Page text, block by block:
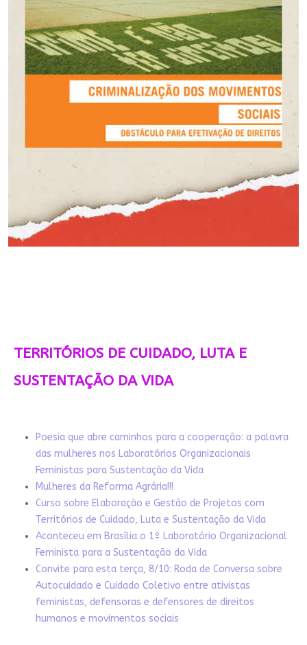
TERRITÓRIOS DE CUIDADO, LUTA E
SUSTENTAÇÃO DA VIDA
Poesia que abre caminhos para a cooperação: a palavra
das mulheres nos Laboratórios Organizacionais
Feministas para Sustentação da Vida
Mulheres da Reforma Agrária!!!
Curso sobre Elaboração e Gestão de Projetos com
Territórios de Cuidado, Luta e Sustentação da Vida
Aconteceu em Brasília o 1º Laboratório Organizacional
Feminista para a Sustentação da Vida
Convite para esta terça, 8/10: Roda de Conversa sobre
Autocuidado e Cuidado Coletivo entre ativistas
feministas, defensoras e defensores de direitos
humanos e movimentos sociais